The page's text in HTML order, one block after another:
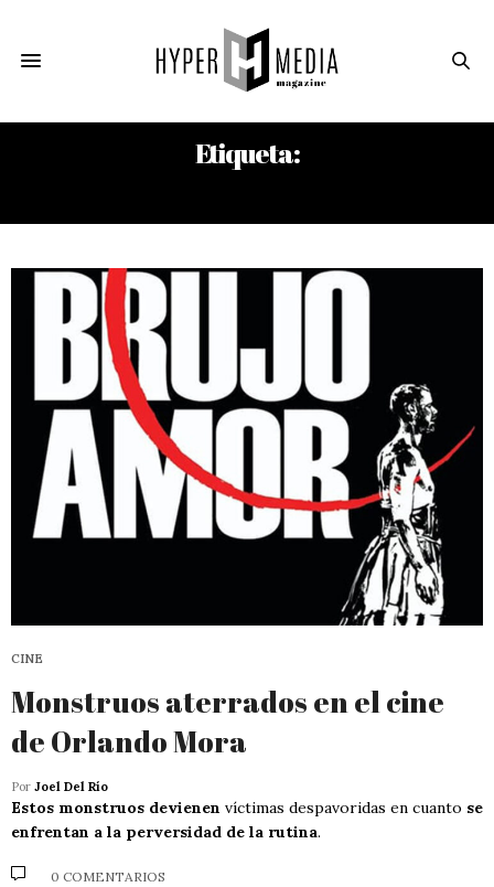
Etiqueta:
CINE
Monstruos aterrados en el cine
de Orlando Mora
Por Joel Del Río
Estos monstruos devienen víctimas despavoridas en cuanto se
enfrentan a la perversidad de la rutina.
0 COMENTARIOS